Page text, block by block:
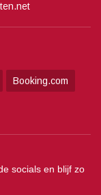
Booking.com
socials en blijf zo